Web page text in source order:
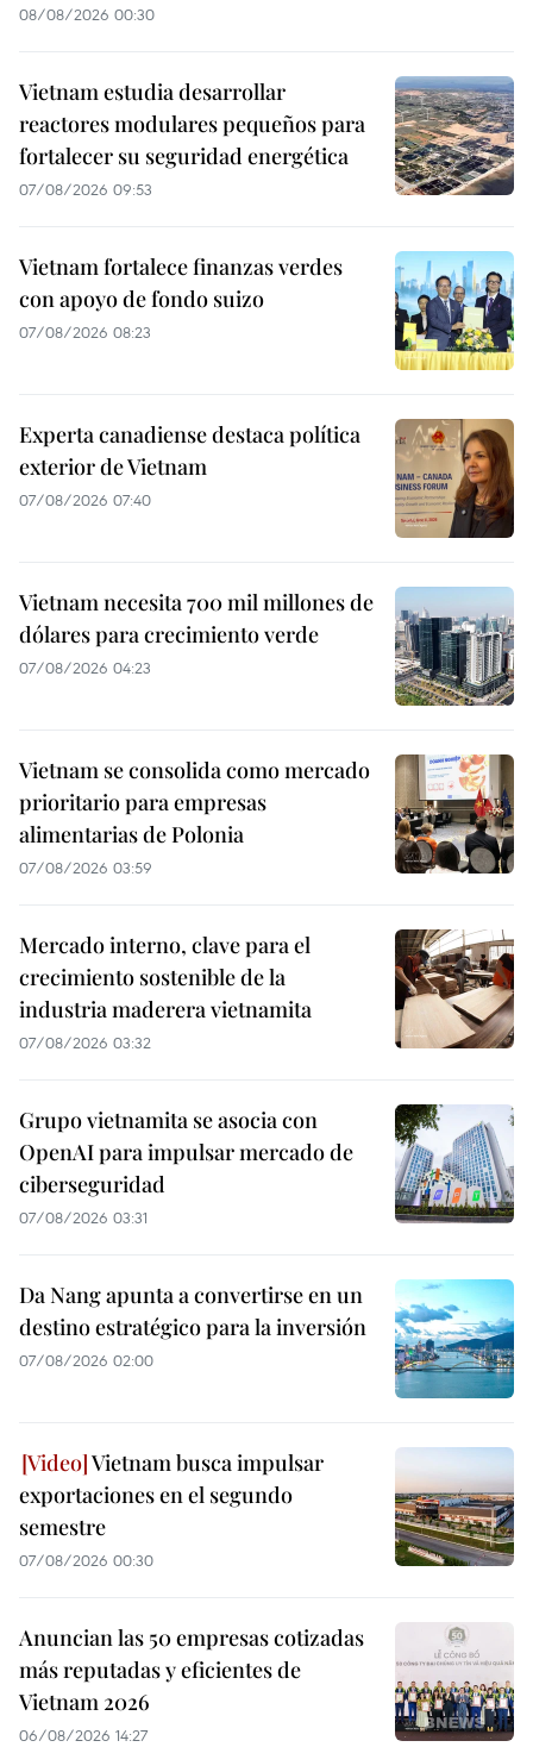
08/08/2026 00:30
Vietnam estudia desarrollar
reactores modulares pequeños para
fortalecer su seguridad energética
07/08/2026 09:53
Vietnam fortalece finanzas verdes
con apoyo de fondo suizo
07/08/2026 08:23
Experta canadiense destaca política
exterior de Vietnam
07/08/2026 07:40
Vietnam necesita 700 mil millones de
dólares para crecimiento verde
07/08/2026 04:23
Vietnam se consolida como mercado
prioritario para empresas
alimentarias de Polonia
07/08/2026 03:59
Mercado interno, clave para el
crecimiento sostenible de la
industria maderera vietnamita
07/08/2026 03:32
Grupo vietnamita se asocia con
OpenAI para impulsar mercado de
ciberseguridad
07/08/2026 03:31
Da Nang apunta a convertirse en un
destino estratégico para la inversión
07/08/2026 02:00
Vietnam busca impulsar
exportaciones en el segundo
semestre
07/08/2026 00:30
Anuncian las 50 empresas cotizadas
más reputadas y eficientes de
Vietnam 2026
06/08/2026 14:27